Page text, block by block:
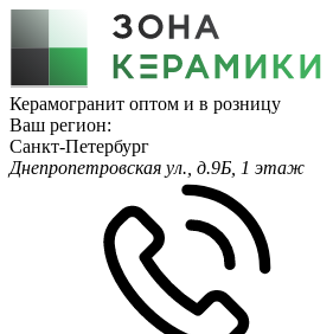
Керамогранит оптом и в розницу
Ваш регион:
Санкт-Петербург
Днепропетровская ул., д.9Б, 1 этаж